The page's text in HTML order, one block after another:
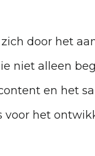
door het
niet alleen
en het
het